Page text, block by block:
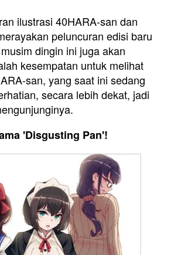
ilustrasi 40HARA-san dan
peluncuran edisi baru
dingin ini juga akan
kesempatan untuk melihat
san, yang saat ini sedang
secara lebih dekat, jadi
'Disgusting Pan'!